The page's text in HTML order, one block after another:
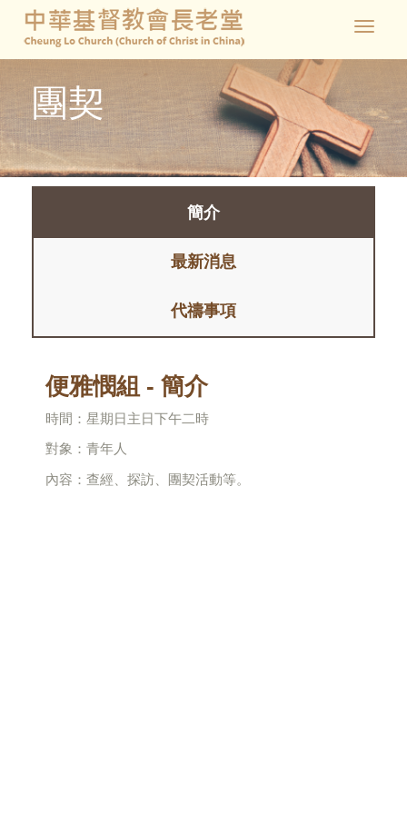
Toggle
團契
簡介
最新消息
代禱事項
便雅憫組 - 簡介
時間：星期日主日下午二時
對象：青年人
內容：查經、探訪、團契活動等。